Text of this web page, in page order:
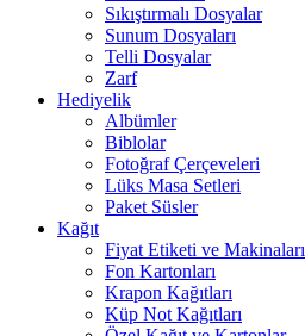
Sıkıştırmalı Dosyalar
Sunum Dosyaları
Telli Dosyalar
Zarf
Hediyelik
Albümler
Biblolar
Fotoğraf Çerçeveleri
Lüks Masa Setleri
Paket Süsler
Kağıt
Fiyat Etiketi ve Makinaları
Fon Kartonları
Krapon Kağıtları
Küp Not Kağıtları